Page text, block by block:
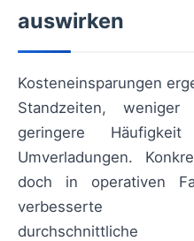
auswirken
Kosteneinsparungen
Standzeiten, weniger
geringere
Umverladungen.
doch in operativen
verbesserte
durchschnittliche